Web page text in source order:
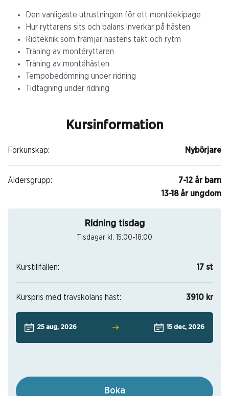
Den vanligaste utrustningen för ett montéekipage
Hur ryttarens sits och balans inverkar på hästen
Ridteknik som främjar hästens takt och rytm
Träning av montéryttaren
Träning av montéhästen
Tempobedömning under ridning
Tidtagning under ridning
Kursinformation
Förkunskap: Nybörjare
Åldersgrupp:
7-12 år barn
13-18 år ungdom
Ridning tisdag
Tisdagar kl. 15:00-18:00
Kurstillfällen: 17 st
Kurspris med travskolans häst: 3910 kr
25 aug, 2026 15 dec, 2026
Boka